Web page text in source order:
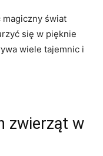
magiczny świat
się w pięknie
wiele tajemnic i
zwierząt w